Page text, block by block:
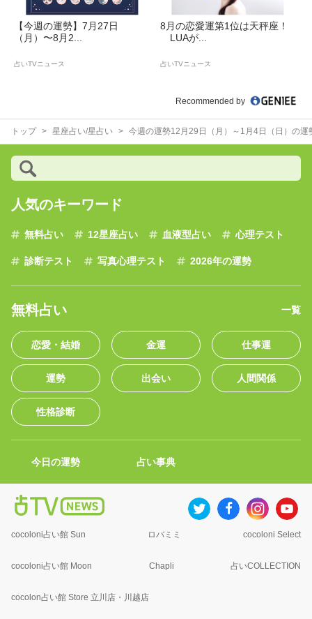
【今週の運勢】7月27日
（月）〜8月2...
占いTVニュース
8月の恋愛運第1位は天秤座！
LUAが...
占いTVニュース
Recommended by
トップ 星座占い/星占い 今週の運勢12月29日（月）～1月4日（日）の
人気のキーワード
無料占い 12星座占い 血液型占い 心理テスト
診断テスト 写真心理テスト 2026年の運勢
無料占い 一覧
恋愛・結婚 金運 仕事運
運勢 出会い 人間関係
性格診断
今日の運勢 占い事典
cocoloni占い館 Sun ロバミミ cocoloni Select
cocoloni占い館 Moon Chapli 占いCOLLECTION
cocolon占い館 Store 立川店・川越店